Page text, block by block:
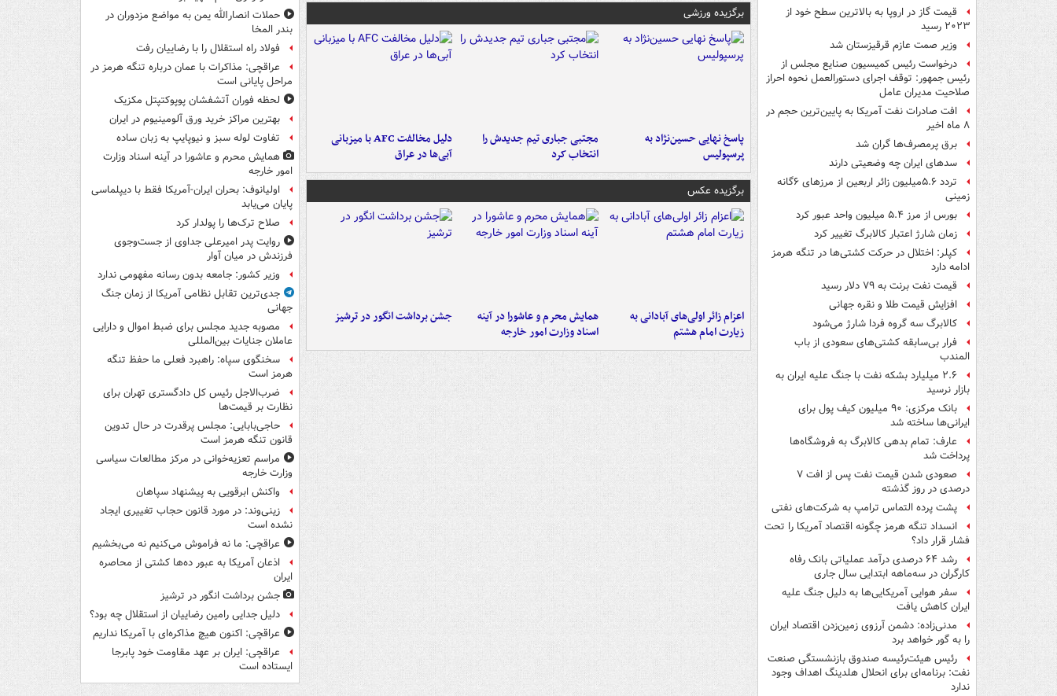
قیمت گاز در اروپا به بالاترین سطح خود از
۲۰۲۳ رسید
وزیر صمت عازم قرقیزستان شد
درخواست رئیس کمیسیون صنایع مجلس از
رئیس جمهور: توقف اجرای دستورالعمل نحوه احراز
صلاحیت مدیران عامل
افت صادرات نفت آمریکا به پایین‌ترین حجم در
۸ ماه اخیر
برق پرمصرف‌ها گران شد
سدهای ایران چه وضعیتی دارند
تردد ۵.۶میلیون زائر اربعین از مرزهای ۶گانه
زمینی
بورس از مرز ۵.۴ میلیون واحد عبور کرد
زمان شارژ اعتبار کالابرگ تغییر کرد
کپلر: اختلال در حرکت کشتی‌ها در تنگه هرمز
ادامه دارد
قیمت نفت برنت به ۷۹ دلار رسید
افزایش قیمت طلا و نقره جهانی
کالابرگ سه گروه فردا شارژ می‌شود
فرار بی‌سابقه کشتی‌های سعودی از باب
المندب
۲.۶ میلیارد بشکه نفت با جنگ علیه ایران به
بازار نرسید
بانک مرکزی: ۹۰ میلیون کیف پول برای
ایرانی‌ها ساخته شد
عارف: تمام بدهی کالابرگ به فروشگاه‌ها
پرداخت شد
صعودی شدن قیمت نفت پس از افت ۷
درصدی در روز گذشته
پشت پرده التماس ترامپ به شرکت‌های نفتی
انسداد تنگه هرمز چگونه اقتصاد آمریکا را تحت
فشار قرار داد؟
رشد ۶۴ درصدی درآمد عملیاتی بانک رفاه
کارگران در سه‌ماهه ابتدایی سال جاری
سفر هوایی آمریکایی‌ها به دلیل جنگ علیه
ایران کاهش یافت
مدنی‌زاده: دشمن آرزوی زمین‌زدن اقتصاد ایران
را به گور خواهد برد
رئیس هیئت‌رئیسه صندوق بازنشستگی صنعت
نفت: برنامه‌ای برای انحلال هلدینگ اهداف وجود
ندارد
برگزیده ورزشی
پاسخ نهایی حسین‌نژاد به
پرسپولیس
مجتبی جباری تیم جدیدش را
انتخاب کرد
دلیل مخالفت AFC با میزبانی
آبی‌ها در عراق
برگزیده عکس
اعزام زائر اولی‌های آبادانی به
زیارت امام هشتم
همایش محرم و عاشورا در آینه
اسناد وزارت امور خارجه
جشن برداشت انگور در ترشیز
حملات انصارالله یمن به مواضع مزدوران در
بندر المخا
فولاد راه استقلال را با رضاییان رفت
عراقچی: مذاکرات با عمان درباره تنگه هرمز در
مراحل پایانی است
لحظه فوران آتشفشان پوپوکتپتل مکزیک
بهترین مراکز خرید ورق آلومینیوم در ایران
تفاوت لوله سبز و نیوپایپ به زبان ساده
همایش محرم و عاشورا در آینه اسناد وزارت
امور خارجه
اولیانوف: بحران ایران-آمریکا فقط با دیپلماسی
پایان می‌یابد
صلاح ترک‌ها را پولدار کرد
روایت پدر امیرعلی جداوی از جست‌وجوی
فرزندش در میان آوار
وزیر کشور: جامعه بدون رسانه مفهومی ندارد
جدی‌ترین تقابل نظامی آمریکا از زمان جنگ
جهانی
مصوبه جدید مجلس برای ضبط اموال و دارایی
عاملان جنایات بین‌المللی
سخنگوی سپاه: راهبرد فعلی ما حفظ تنگه
هرمز است
ضرب‌الاجل رئیس کل دادگستری تهران برای
نظارت بر قیمت‌ها
حاجی‌بابایی: مجلس پرقدرت در حال تدوین
قانون تنگه هرمز است
مراسم تعزیه‌خوانی در مرکز مطالعات سیاسی
وزارت خارجه
واکنش ابرقویی به پیشنهاد سپاهان
زینی‌وند: در مورد قانون حجاب تغییری ایجاد
نشده است
عراقچی: ما نه فراموش می‌کنیم نه می‌بخشیم
اذعان آمریکا به عبور ده‌ها کشتی از محاصره
ایران
جشن برداشت انگور در ترشیز
دلیل جدایی رامین رضاییان از استقلال چه بود؟
عراقچی: اکنون هیچ مذاکره‌ای با آمریکا نداریم
عراقچی: ایران بر عهد مقاومت خود پابرجا
ایستاده است